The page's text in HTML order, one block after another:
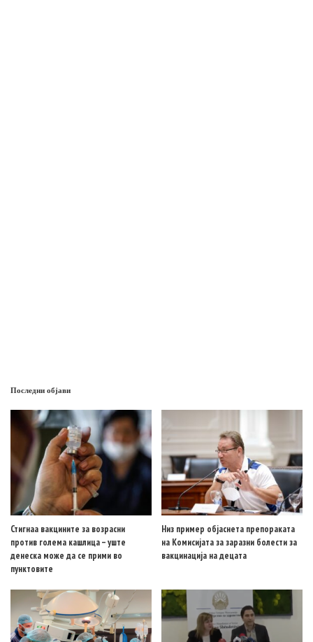
Последни објави
Стигнаа вакцините за возрасни
против голема кашлица – уште
денеска може да се прими во
пунктовите
Низ пример објаснета препораката
на Комисијата за заразни болести за
вакцинација на децата